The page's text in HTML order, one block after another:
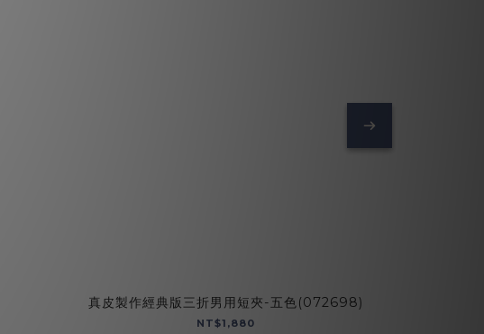
真皮製作經典版三折男用短夾-五色(072698)
NT$1,880